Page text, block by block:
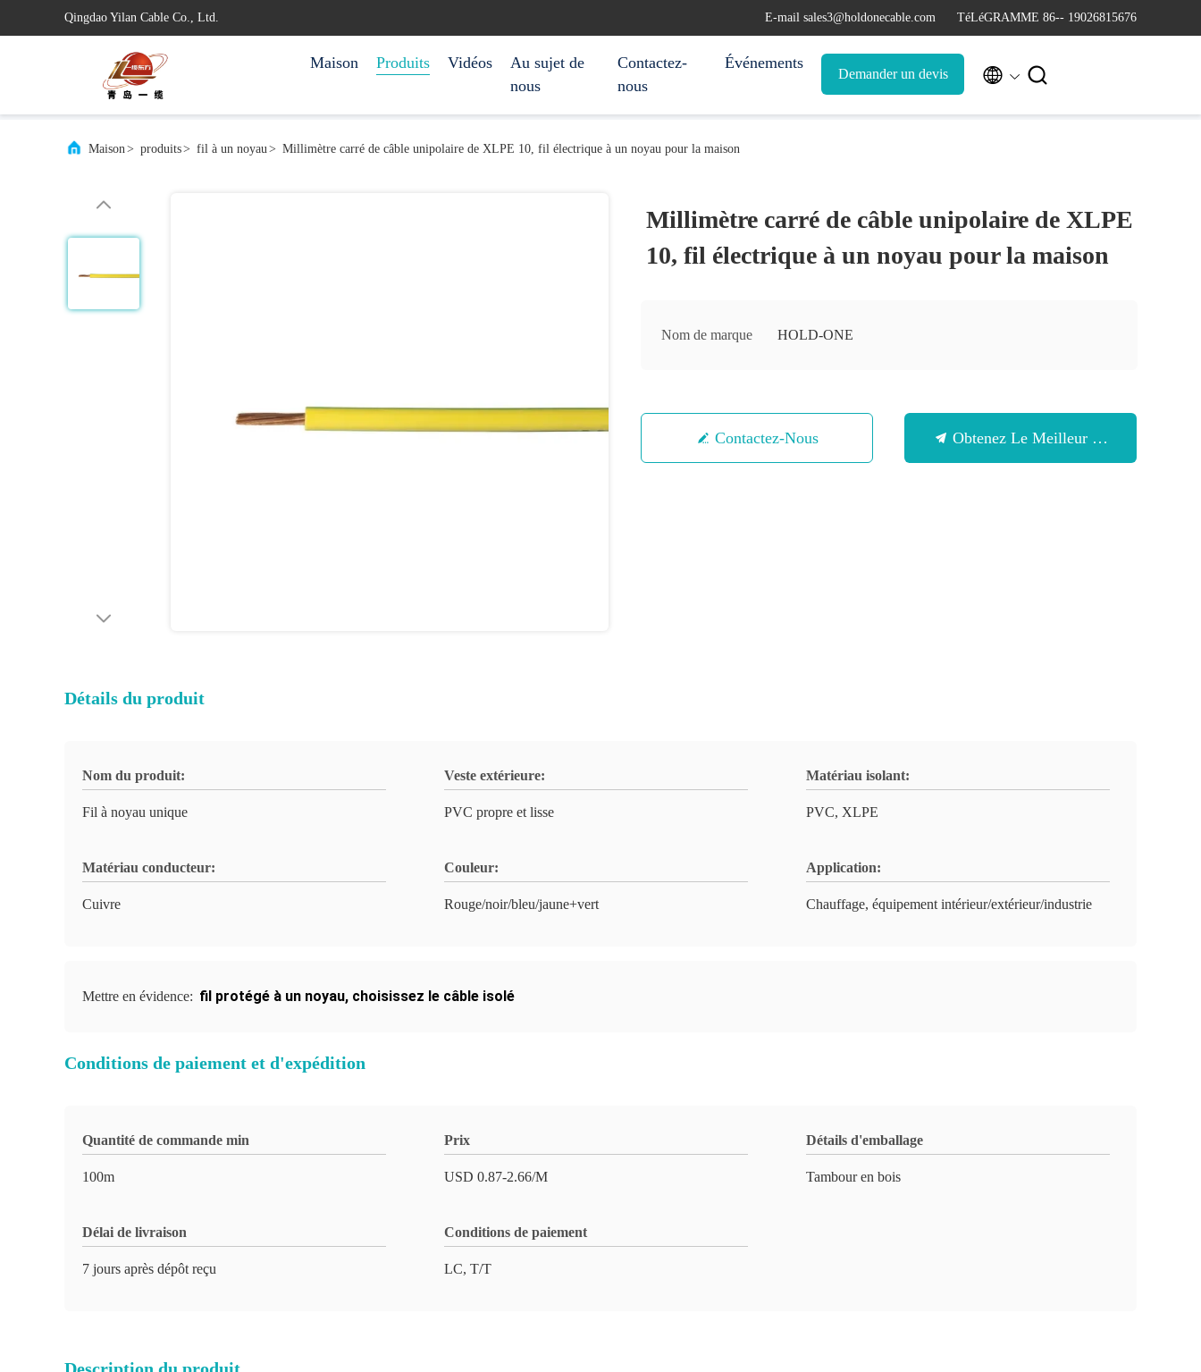
Qingdao Yilan Cable Co., Ltd. E-mail sales3@holdonecable.com TéLéGRAMME 86-- 19026815676
Maison Produits Vidéos
Au sujet de
nous
Contactez-
nous
Événements
Demander un devis  
Maison> produits> fil à un noyau> Millimètre carré de câble unipolaire de XLPE 10, fil électrique à un noyau pour la maison
Millimètre carré de câble unipolaire de XLPE
10, fil électrique à un noyau pour la maison
Nom de marque HOLD-ONE
Contactez-Nous Obtenez Le Meilleur Prix
Détails du produit
Nom du produit:
Fil à noyau unique
Veste extérieure:
PVC propre et lisse
Matériau isolant:
PVC, XLPE
Matériau conducteur:
Cuivre
Couleur:
Rouge/noir/bleu/jaune+vert
Application:
Chauffage, équipement intérieur/extérieur/industrie
Mettre en évidence: fil protégé à un noyau, choisissez le câble isolé
Conditions de paiement et d'expédition
Quantité de commande min
100m
Prix
USD 0.87-2.66/M
Détails d'emballage
Tambour en bois
Délai de livraison
7 jours après dépôt reçu
Conditions de paiement
LC, T/T